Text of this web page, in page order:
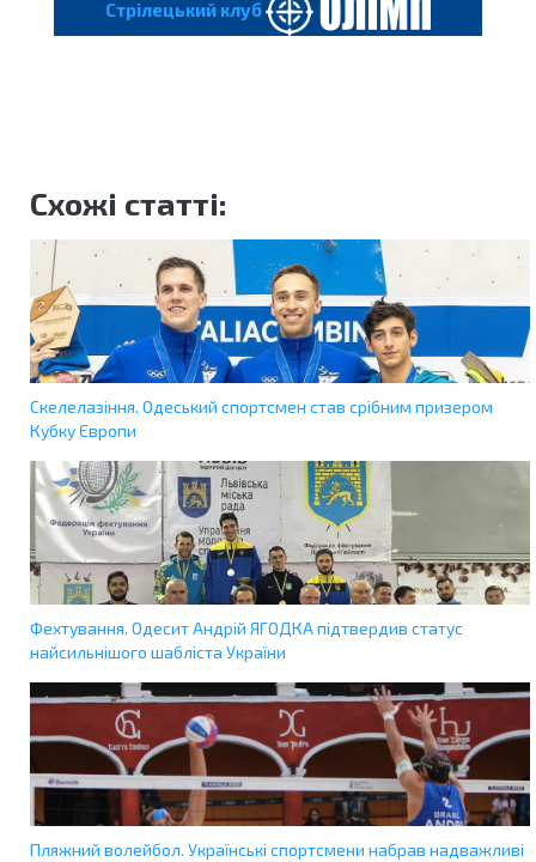
Cтрілецький клуб
Схожі статті:
Скелелазіння. Одеський спортсмен став срібним призером
Кубку Європи
Фехтування. Одесит Андрій ЯГОДКА підтвердив статус
найсильнішого шабліста України
Пляжний волейбол. Українські спортсмени набрав надважливі